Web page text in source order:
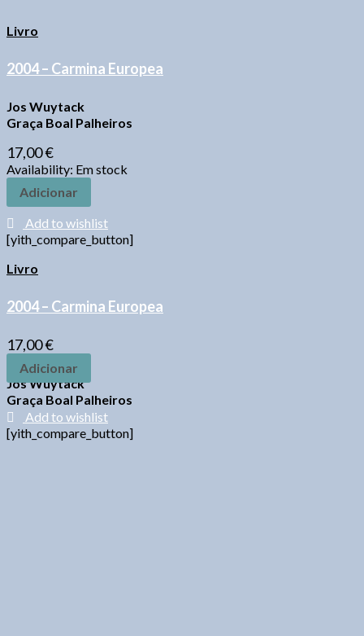
Livro
2004 – Carmina Europea
Jos Wuytack
Graça Boal Palheiros
17,00€
Availability: Em stock
Adicionar
Add to wishlist
[yith_compare_button]
Livro
2004 – Carmina Europea
17,00€
Adicionar
Jos Wuytack
Graça Boal Palheiros
Add to wishlist
[yith_compare_button]